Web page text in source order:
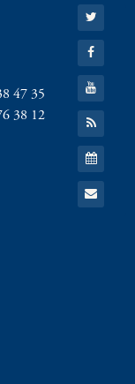
47 35
38 12
Gå
til:
Twitter
Gå
til:
Facebook
Gå
til:
YouTube
Gå
til:
RSS
feed
Gå
til:
Kalender
Gå
til: